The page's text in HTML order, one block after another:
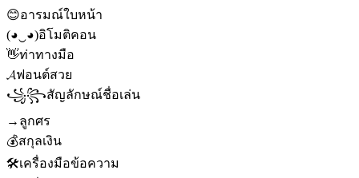
😊อารมณ์ใบหน้า
(◕‿◕)อิโมติคอน
👋ท่าทางมือ
𝓐ฟอนต์สวย
꧁꧂สัญลักษณ์ชื่อเล่น
→ ลูกศร
💰สกุลเงิน
🛠️เครื่องมือข้อความ